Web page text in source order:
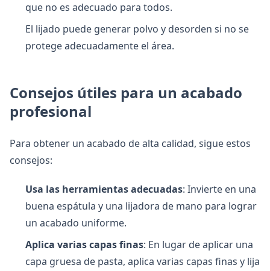
que no es adecuado para todos.
El lijado puede generar polvo y desorden si no se
protege adecuadamente el área.
Consejos útiles para un acabado
profesional
Para obtener un acabado de alta calidad, sigue estos
consejos:
Usa las herramientas adecuadas: Invierte en una
buena espátula y una lijadora de mano para lograr
un acabado uniforme.
Aplica varias capas finas: En lugar de aplicar una
capa gruesa de pasta, aplica varias capas finas y lija